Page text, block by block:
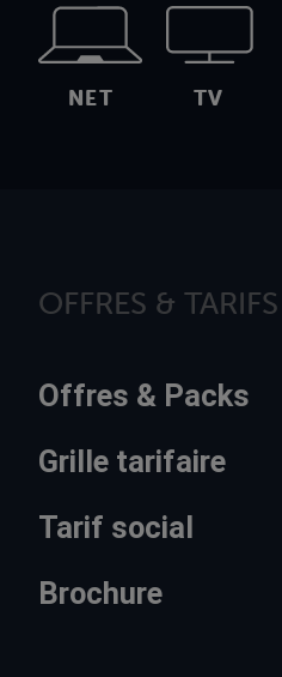
NET TV
OFFRES & TARIFS
Offres & Packs
Grille tarifaire
Tarif social
Brochure